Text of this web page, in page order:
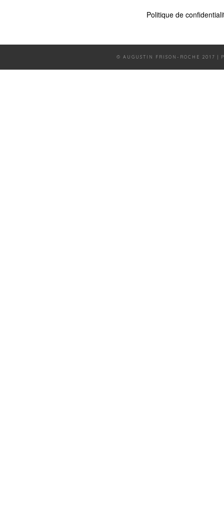
Politique de
© AUGUSTIN FRISON-ROCHE 2017 |